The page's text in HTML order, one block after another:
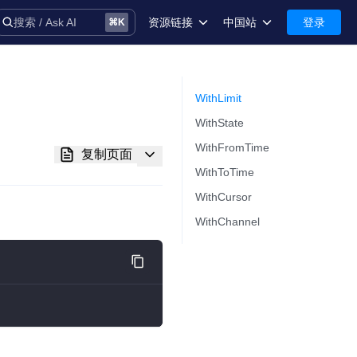
搜索 / Ask AI ⌘ K 资源链接
技术支持
中国站
International-English
登录
复制页面
WithLimit
WithState
WithFromTime
WithToTime
WithCursor
WithChannel